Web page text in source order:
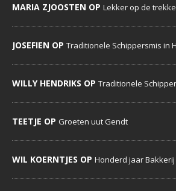
MARIA ZJOOSTEN OP Lekker op de
JOSEFIEN OP Traditionele Schippersmis in
WILLY HENDRIKS OP Traditionele
TEETJE OP Groeten uut Gendt
WIL KOERNTJES OP Honderd jaar Bakkerij